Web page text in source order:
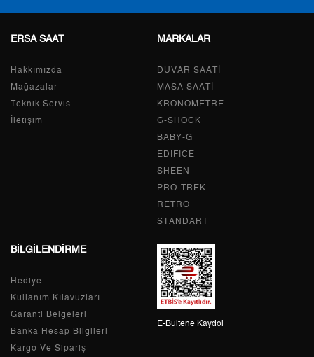
Taksit Tutarı Toplam Tutar
12.957,05 ₺ 12.957,05 ₺
6.478,53 ₺ 12.957,06 ₺
2.829,98 ₺ 14.149,90 ₺
2.407,48 ₺ 14.444,88 ₺
7 2.107,49 ₺ 14.752,43 ₺
1.884,17 ₺ 15.073,36 ₺
9 1.711,86 ₺ 15.406,74 ₺
ERSA SAAT
Hakkımızda
Mağazalar
Teknik Servis
İletişim
MARKALAR
DUVAR SAATİ
MASA SAATİ
KRONOMETRE
G-SHOCK
BABY-G
EDIFICE
SHEEN
PRO-TREK
RETRO
STANDART
BİLGİLENDİRME
Hediye
Kullanım Kılavuzları
Garanti Belgeleri
Banka Hesap Bilgileri
Kargo Ve Sipariş
E-Bültene Kaydol